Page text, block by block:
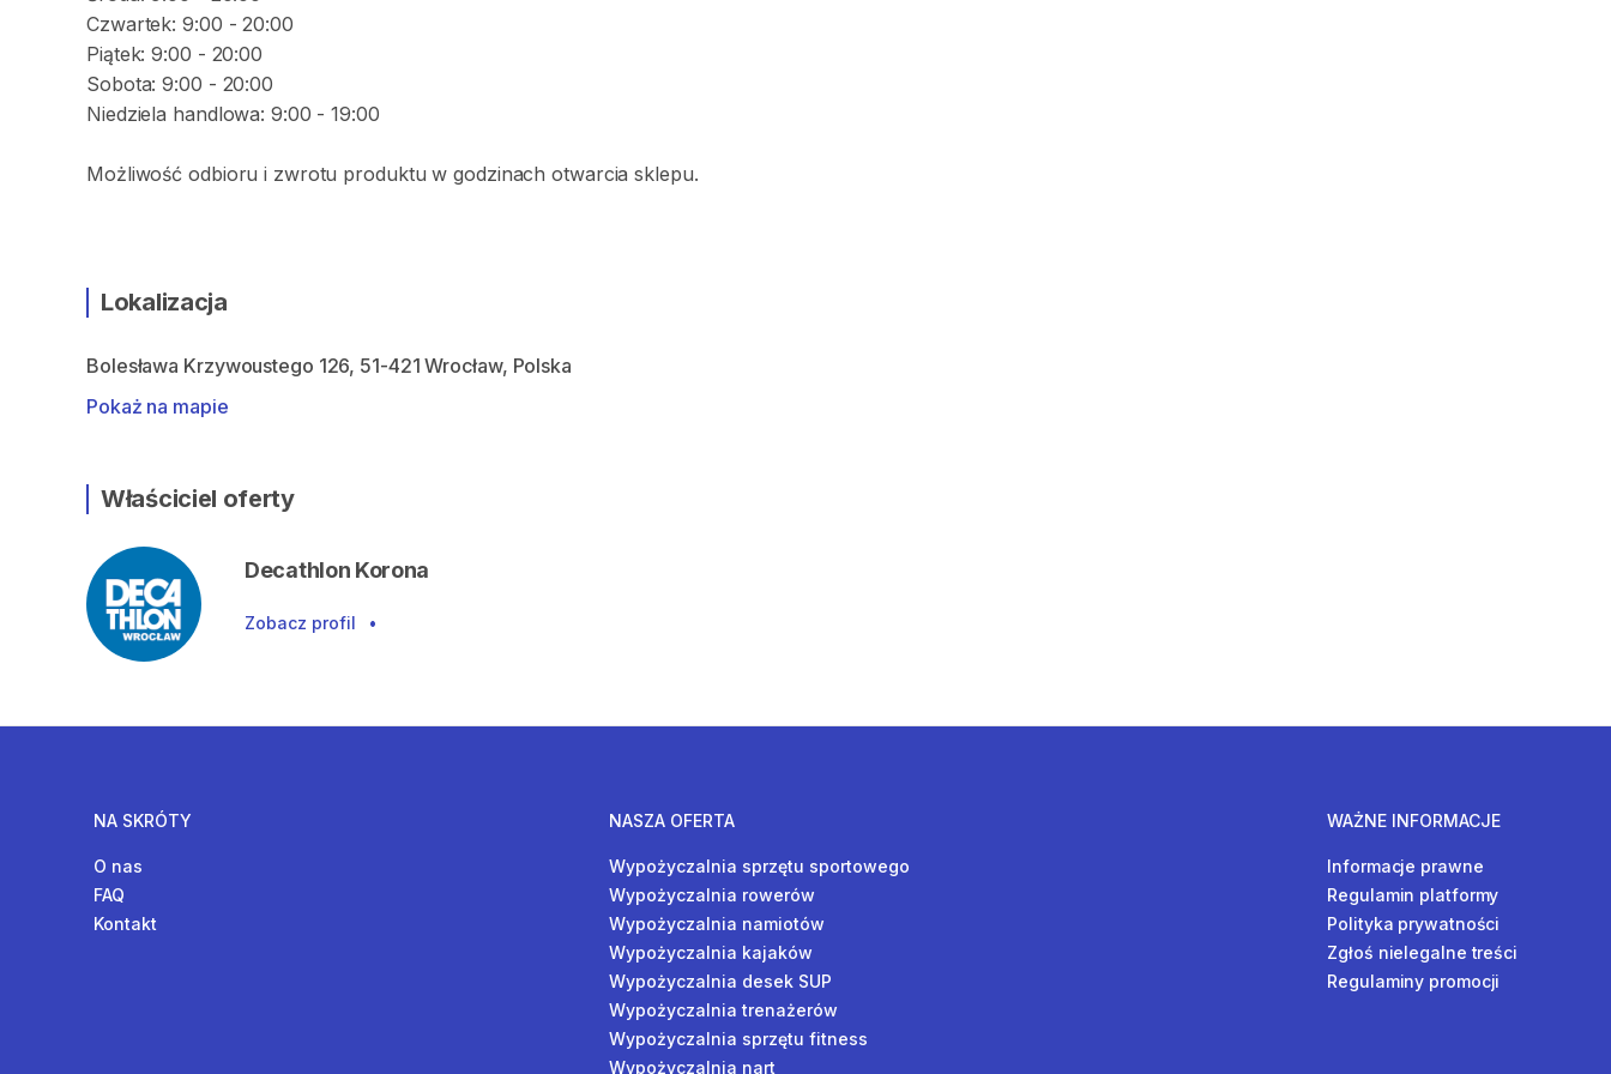
Czwartek: 9:00 - 20:00
Piątek: 9:00 - 20:00
Sobota: 9:00 - 20:00
Niedziela handlowa: 9:00 - 19:00
Możliwość odbioru i zwrotu produktu w godzinach otwarcia sklepu.
Lokalizacja
Bolesława Krzywoustego 126, 51-421 Wrocław, Polska
Pokaż na mapie
Właściciel oferty
Decathlon Korona
Zobacz profil •
NA SKRÓTY
O nas
FAQ
Kontakt
NASZA OFERTA
Wypożyczalnia sprzętu sportowego
Wypożyczalnia rowerów
Wypożyczalnia namiotów
Wypożyczalnia kajaków
Wypożyczalnia desek SUP
Wypożyczalnia trenażerów
Wypożyczalnia sprzętu fitness
Wypożyczalnia nart
WAŻNE INFORMACJE
Informacje prawne
Regulamin platformy
Polityka prywatności
Zgłoś nielegalne treści
Regulaminy promocji